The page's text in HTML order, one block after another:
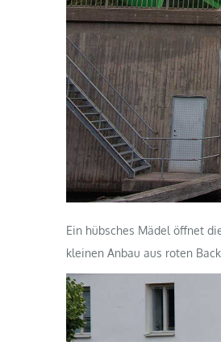
Ein hübsches Mädel öffnet
kleinen Anbau aus roten